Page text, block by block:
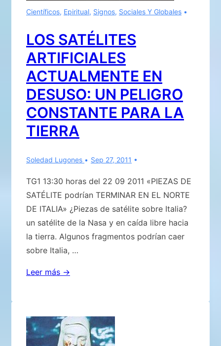
Científicos, Epiritual, Signos, Sociales Y Globales
LOS SATÉLITES
ARTIFICIALES
ACTUALMENTE EN
DESUSO: UN PELIGRO
CONSTANTE PARA LA
TIERRA
Soledad Lugones Sep 27, 2011
TG1 13:30 horas del 22 09 2011 «PIEZAS DE
SATÉLITE podrían TERMINAR EN EL NORTE
DE ITALIA» ¿Piezas de satélite sobre Italia?
un satélite de la Nasa y en caída libre hacia
la tierra. Algunos fragmentos podrían caer
sobre Italia, …
LOS
EN
DESUSO:
Leer más →